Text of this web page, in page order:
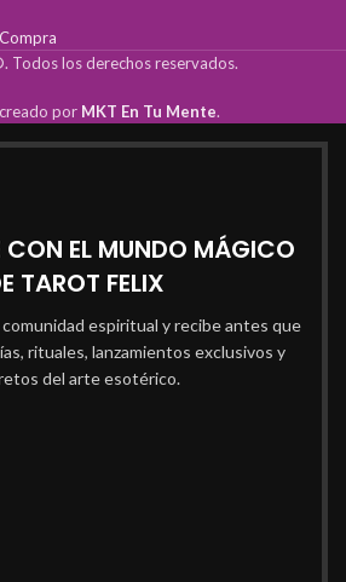
Todos los derechos reservados.
por MKT En Tu Mente.
EL MUNDO MÁGICO
TAROT FELIX
espiritual y recibe antes que
rituales, lanzamientos exclusivos y
del arte esotérico.